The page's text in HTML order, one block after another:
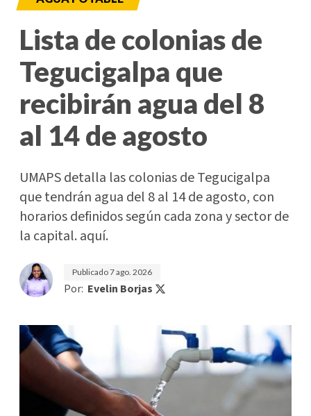
Lista de colonias de
Tegucigalpa que
recibirán agua del 8
al 14 de agosto
UMAPS detalla las colonias de Tegucigalpa
que tendrán agua del 8 al 14 de agosto, con
horarios definidos según cada zona y sector de
la capital. aquí.
Publicado7 ago. 2026
Por: Evelin Borjas